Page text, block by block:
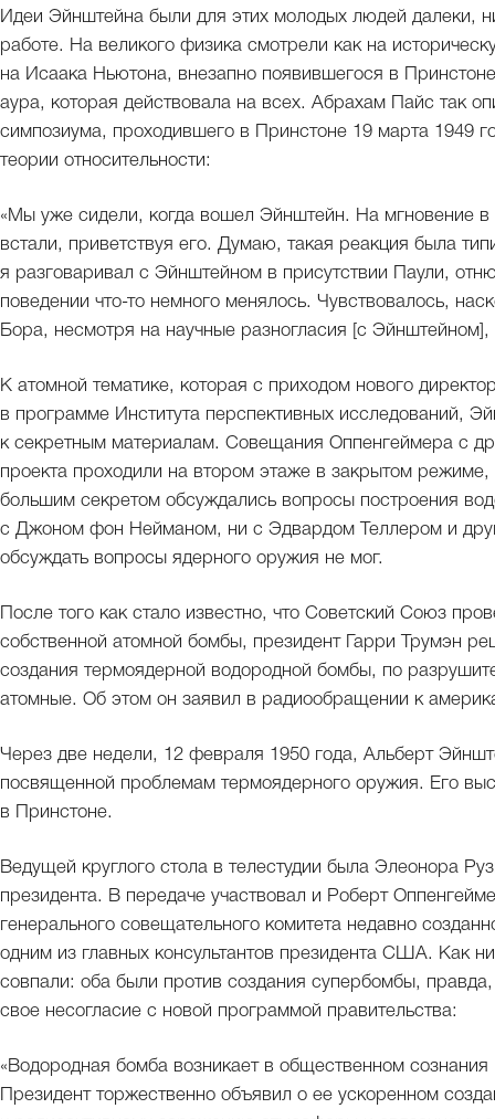
Идеи Эйнштейна были для этих молодых людей далеки,
работе. На великого физика смотрели как на
на Исаака Ньютона, внезапно появившегося в
аура, которая действовала на всех. Абрахам Пайс так
симпозиума, проходившего в Принстоне 19 марта 1949
теории относительности:
«Мы уже сидели, когда вошел Эйнштейн. На мгновение
встали, приветствуя его. Думаю, такая реакция была
я разговаривал с Эйнштейном в присутствии Паули,
поведении что-то немного менялось. Чувствовалось,
Бора, несмотря на научные разногласия [c
К атомной тематике, которая с приходом нового
в программе Института перспективных исследований,
к секретным материалам. Совещания Оппенгеймера с
проекта проходили на втором этаже в закрытом
большим секретом обсуждались вопросы построения
с Джоном фон Нейманом, ни с Эдвардом Теллером и
обсуждать вопросы ядерного оружия не мог.
После того как стало известно, что Советский Союз
собственной атомной бомбы, президент Гарри Трумэн
создания термоядерной водородной бомбы, по
атомные. Об этом он заявил в радиообращении к
Через две недели, 12 февраля 1950 года, Альберт
посвященной проблемам термоядерного оружия. Его
в Принстоне.
Ведущей круглого стола в телестудии была Элеонора
президента. В передаче участвовал и Роберт
генерального совещательного комитета недавно
одним из главных консультантов президента США. Как
совпали: оба были против создания супербомбы,
свое несогласие с новой программой правительства:
«Водородная бомба возникает в общественном
Президент торжественно объявил о ее ускоренном